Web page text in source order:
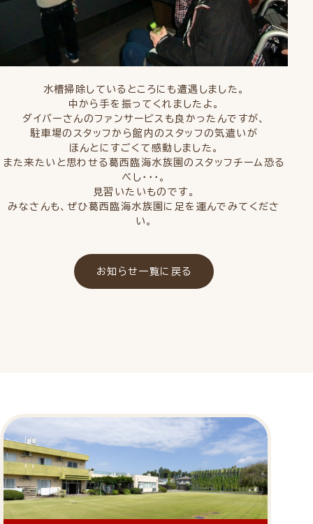
水槽掃除しているところにも遭遇しました。
中から手を振ってくれましたよ。
ダイバーさんのファンサービスも良かったんですが、
駐車場のスタッフから館内のスタッフの気遣いが
ほんとにすごくて感動しました。
また来たいと思わせる葛西臨海水族園のスタッフチーム恐る
べし・・・。
見習いたいものです。
みなさんも、ぜひ葛西臨海水族園に足を運んでみてくださ
い。
お知らせ一覧に戻る